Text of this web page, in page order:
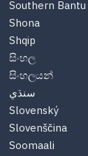
Southern Bantu
Shona
Shqip
සිංහල
සිංහලයන්
سنڌي
Slovenský
Slovenščina
Soomaali